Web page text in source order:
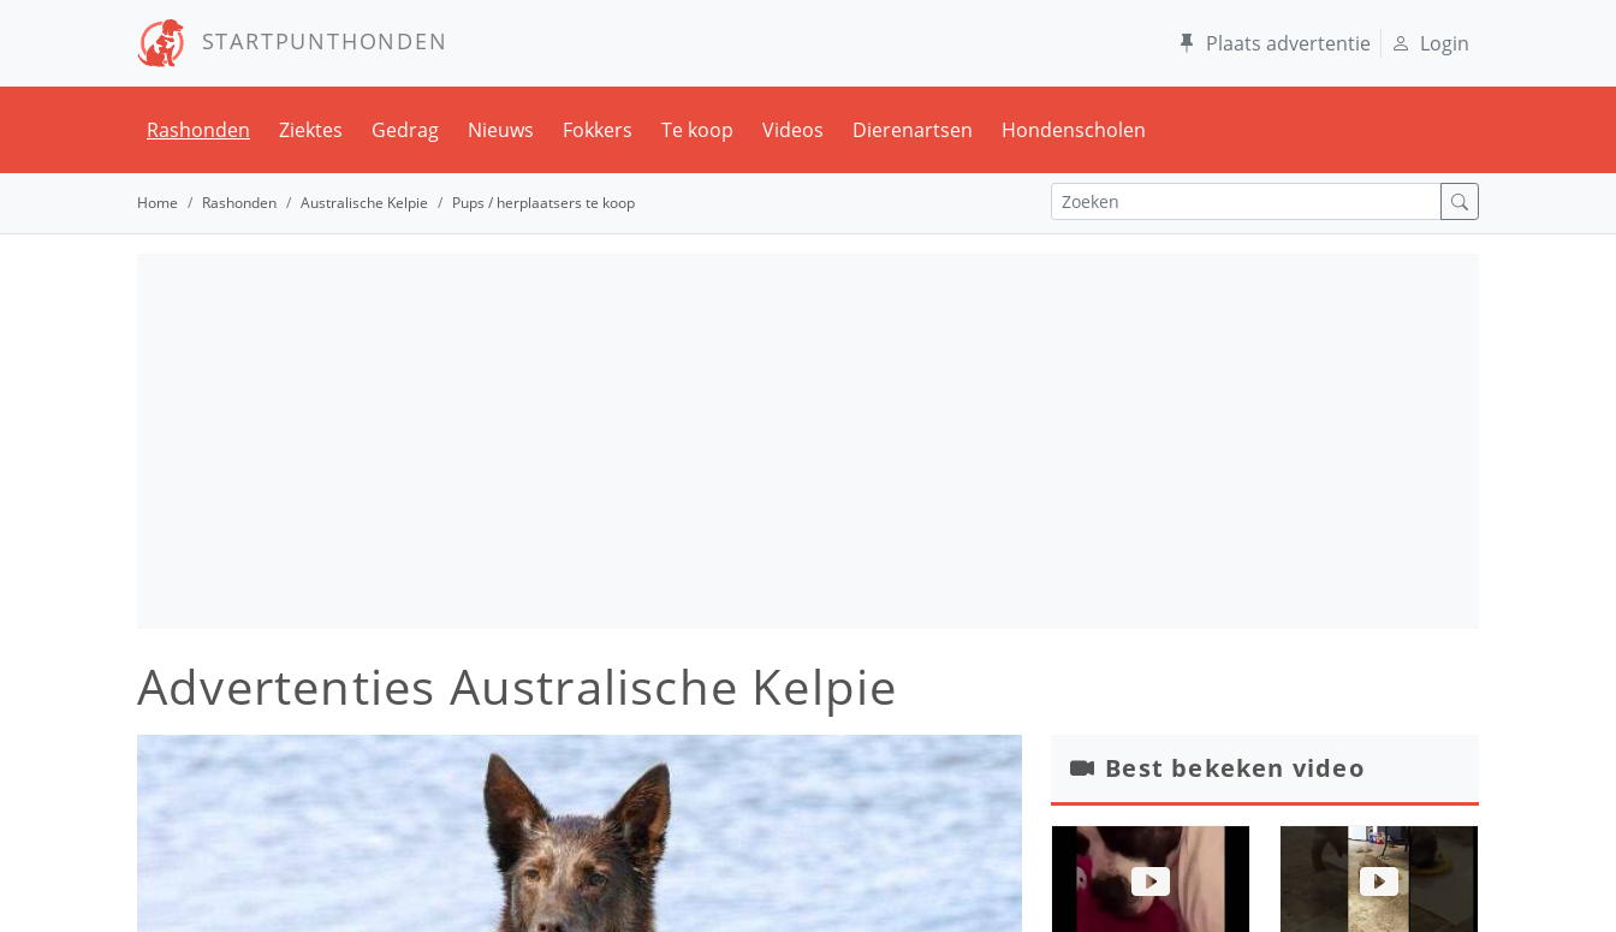
STARTPUNTHONDEN Plaats advertentie Login
Rashonden Ziektes Gedrag Nieuws Fokkers Te koop Videos Dierenartsen Hondenscholen
Home Rashonden Australische Kelpie Pups / herplaatsers te koop
Advertenties Australische Kelpie
Best bekeken video